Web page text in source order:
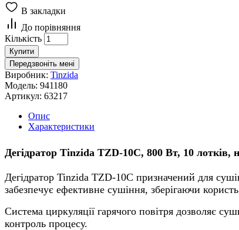
В закладки
До порівняння
Кількість
Купити
Передзвоніть мені
Виробник: Tinzida
Модель: 941180
Артикул: 63217
Опис
Характеристики
Дегідратор Tinzida TZD-10C, 800 Вт, 10 лотків,
Дегідратор Tinzida TZD-10C призначений для
забезпечує ефективне сушіння, зберігаючи
Система циркуляції гарячого повітря дозволяє
контроль процесу.